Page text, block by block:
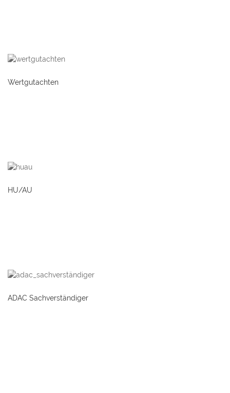
Wertgutachten
HU/AU
ADAC Sachverständiger